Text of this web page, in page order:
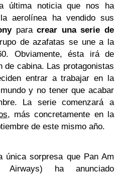
última noticia que nos ha
aerolínea ha vendido sus
paracrear una serie de
de azafatas se une a la
Obviamente, ésta irá de
de cabina. Las protagonistas
entrar a trabajar en la
y no tener que acabar
La serie comenzará a
, más concretamente en la
de este mismo año.
única sorpresa que Pan Am
Airways) ha anunciado